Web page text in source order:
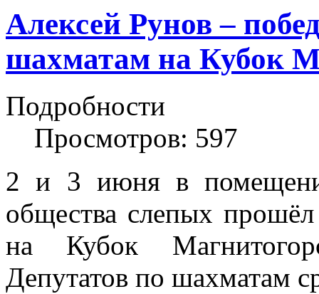
Алексей Рунов –
шахматам на Кубок
Подробности
Просмотров: 597
2 и 3 июня в
общества слепых
на Кубок
Депутатов по шахматам